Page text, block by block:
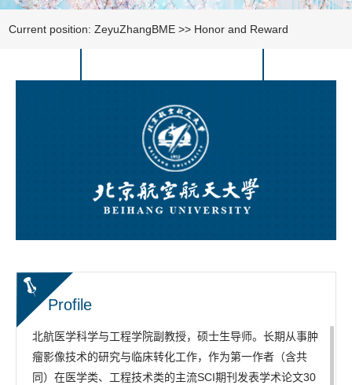
Current position:ZeyuZhangBME >> Honor and Reward
Profile
北航医学科学与工程学院副教授，硕士生导师。长期从事肿
瘤影像技术的研究与临床转化工作，作为第一作者（含共
同）在医学类、工程技术类的主流SCI期刊发表学术论文30